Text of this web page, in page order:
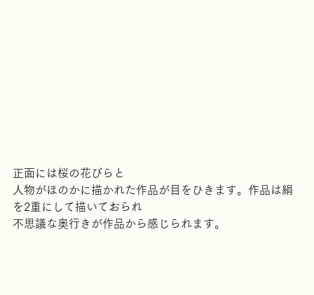
正面には桜の花びらと
人物がほのかに描かれた作品が目をひきます。作品は絹
を2重にして描いておられ